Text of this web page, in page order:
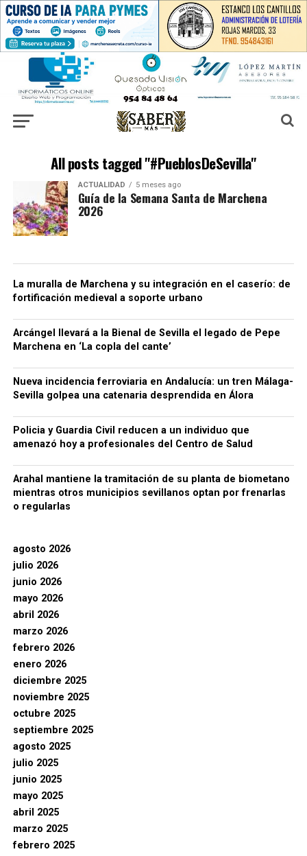
All posts tagged "#PueblosDeSevilla"
ACTUALIDAD 5 meses ago
Guía de la Semana Santa de Marchena
2026
La muralla de Marchena y su integración en el caserío: de
fortificación medieval a soporte urbano
Arcángel llevará a la Bienal de Sevilla el legado de Pepe
Marchena en ‘La copla del cante’
Nueva incidencia ferroviaria en Andalucía: un tren Málaga-
Sevilla golpea una catenaria desprendida en Álora
Policia y Guardia Civil reducen a un individuo que
amenazó hoy a profesionales del Centro de Salud
Arahal mantiene la tramitación de su planta de biometano
mientras otros municipios sevillanos optan por frenarlas
o regularlas
agosto 2026
julio 2026
junio 2026
mayo 2026
abril 2026
marzo 2026
febrero 2026
enero 2026
diciembre 2025
noviembre 2025
octubre 2025
septiembre 2025
agosto 2025
julio 2025
junio 2025
mayo 2025
abril 2025
marzo 2025
febrero 2025